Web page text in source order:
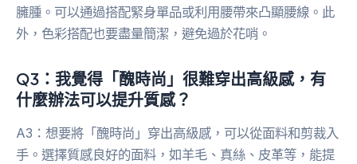
臃腫。可以通過搭配緊身單品或利用腰帶來凸顯腰線。此
外，色彩搭配也要盡量簡潔，避免過於花哨。
Q3：我覺得「醜時尚」很難穿出高級感，有
什麼辦法可以提升質感？
A3：想要將「醜時尚」穿出高級感，可以從面料和剪裁入
手。選擇質感良好的面料，如羊毛、真絲、皮革等，能提